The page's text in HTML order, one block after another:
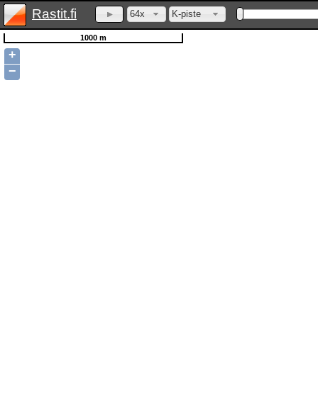
Rastit.fi 64x K-piste
1000 m
+
−